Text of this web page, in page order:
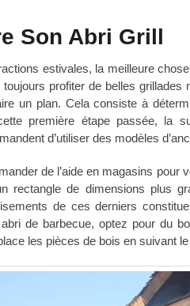
Son Abri Grill
estivales, la meilleure
profiter de belles
un plan. Cela consiste à
première étape passée, la
d’utiliser des modèles
de l’aide en magasins
rectangle de dimensions plus
de ces derniers
de barbecue, optez pour du
les pièces de bois en suivant